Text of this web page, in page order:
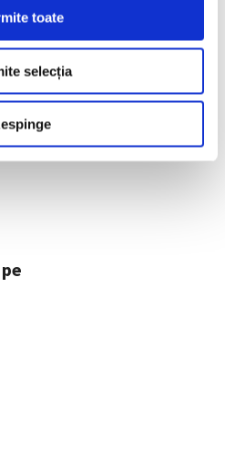
toate
selecția
la MNIR. Primele
2026